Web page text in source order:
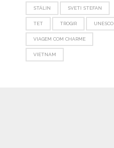
STÁLIN SVETI STEFAN
TET TROGIR UNESCO
VIAGEM COM CHARME
VIETNAM